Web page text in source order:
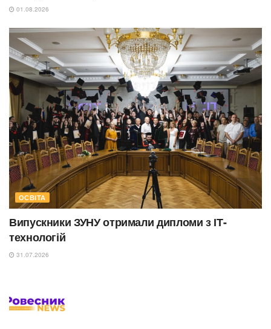
01.08.2026
ОСВІТА
Випускники ЗУНУ отримали дипломи з ІТ-
технологій
31.07.2026